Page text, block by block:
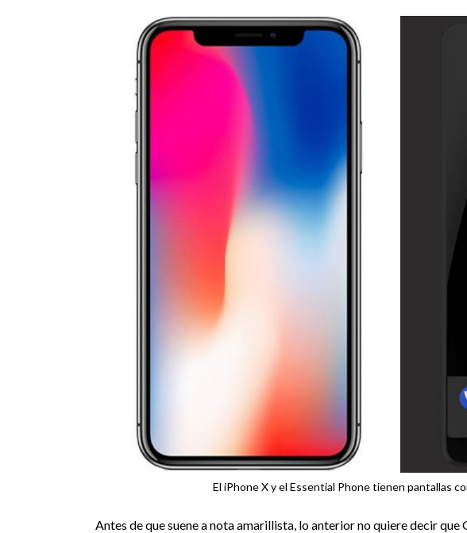
El iPhone X y el Essential Phone tienen pantallas
Antes de que suene a nota amarillista, lo anterior no quiere decir que